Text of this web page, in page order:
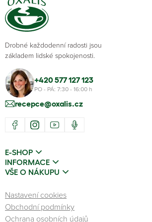
Drobné každodenní radosti jsou
základem lidské spokojenosti.
+420 577 127 123
PO - PÁ: 7:30 - 16:00 h
recepce@oxalis.cz
E-SHOP
INFORMACE
VŠE O NÁKUPU
Nastavení cookies
Obchodní podmínky
Ochrana osobních údajů